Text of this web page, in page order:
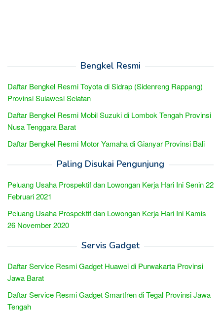
Bengkel Resmi
Daftar Bengkel Resmi Toyota di Sidrap (Sidenreng Rappang)
Provinsi Sulawesi Selatan
Daftar Bengkel Resmi Mobil Suzuki di Lombok Tengah Provinsi
Nusa Tenggara Barat
Daftar Bengkel Resmi Motor Yamaha di Gianyar Provinsi Bali
Paling Disukai Pengunjung
Peluang Usaha Prospektif dan Lowongan Kerja Hari Ini Senin 22
Februari 2021
Peluang Usaha Prospektif dan Lowongan Kerja Hari Ini Kamis
26 November 2020
Servis Gadget
Daftar Service Resmi Gadget Huawei di Purwakarta Provinsi
Jawa Barat
Daftar Service Resmi Gadget Smartfren di Tegal Provinsi Jawa
Tengah